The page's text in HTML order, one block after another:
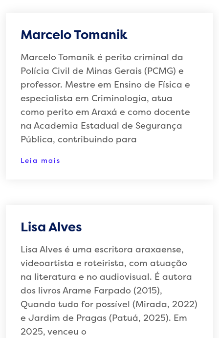
Marcelo Tomanik
Marcelo Tomanik é perito criminal da
Polícia Civil de Minas Gerais (PCMG) e
professor. Mestre em Ensino de Física e
especialista em Criminologia, atua
como perito em Araxá e como docente
na Academia Estadual de Segurança
Pública, contribuindo para
Leia mais
Lisa Alves
Lisa Alves é uma escritora araxaense,
videoartista e roteirista, com atuação
na literatura e no audiovisual. É autora
dos livros Arame Farpado (2015),
Quando tudo for possível (Mirada, 2022)
e Jardim de Pragas (Patuá, 2025). Em
2025, venceu o